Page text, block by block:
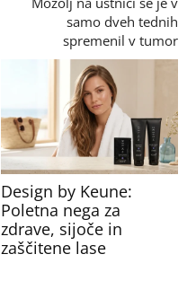
samo dveh tednih
spremenil v tumor
Design by Keune:
Poletna nega za
zdrave, sijoče in
zaščitene lase